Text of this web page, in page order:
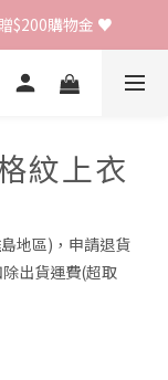
$200購物金 ♥
$200購物金 ♥
🚚
紋上衣
地區)，申請退貨
出貨運費(超取